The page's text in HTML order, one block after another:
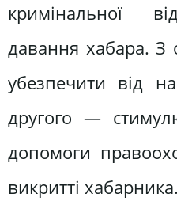
кримінальної
давання хабара. З
убезпечити від
другого —
допомоги
викритті хабарника.